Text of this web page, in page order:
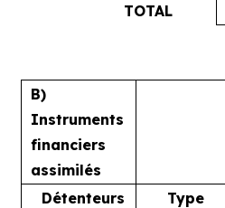
TOTAL
B)
Instruments
financiers
assimilés
Détenteurs
Type